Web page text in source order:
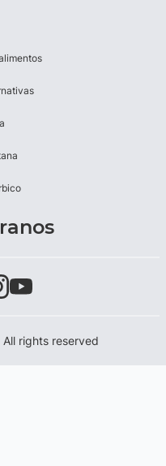
rights reserved